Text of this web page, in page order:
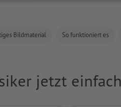
Bildmaterial So funktioniert es
jetzt